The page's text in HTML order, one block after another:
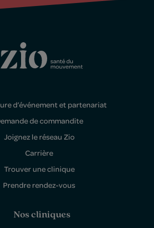
d’événement et partenariat
de commandite
Joignez le réseau Zio
Carrière
Trouver une clinique
Prendre rendez-vous
Nos cliniques